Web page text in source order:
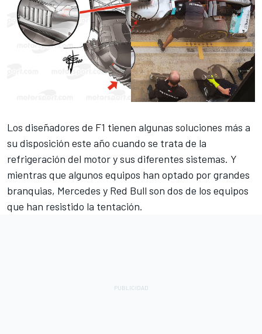
Los diseñadores de F1 tienen algunas soluciones más a
su disposición este año cuando se trata de la
refrigeración del motor y sus diferentes sistemas. Y
mientras que algunos equipos han optado por grandes
branquias, Mercedes y Red Bull son dos de los equipos
que han resistido la tentación.